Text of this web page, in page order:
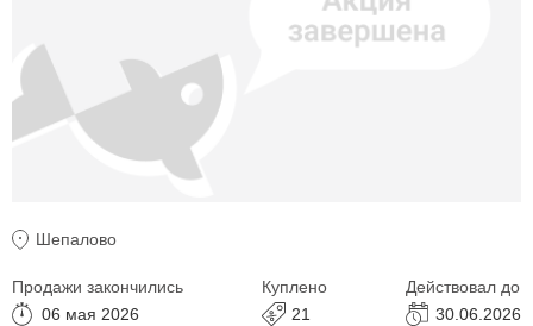
Шепалово
Продажи закончились
06 мая 2026
Куплено
21
Действовал до
30.06.2026